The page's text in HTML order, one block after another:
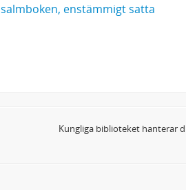
enstämmigt satta
Kungliga biblioteket hanterar